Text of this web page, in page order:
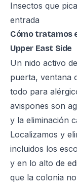
Insectos que
entrada
Cómo tratamos
Upper East Side
Un nido activo
puerta, ventana
todo para
avispones son
y la eliminación
Localizamos y
incluidos los
y en lo alto de
que la colonia